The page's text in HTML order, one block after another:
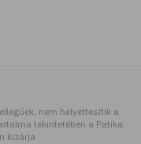
nem helyettesítik a
tekintetében a Patika
kizárja